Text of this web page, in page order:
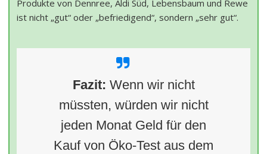
Produkte von Dennree, Aldi Süd, Lebensbaum und Rewe
ist nicht „gut“ oder „befriedigend“, sondern „sehr gut“.
Fazit: Wenn wir nicht
müssten, würden wir nicht
jeden Monat Geld für den
Kauf von Öko-Test aus dem